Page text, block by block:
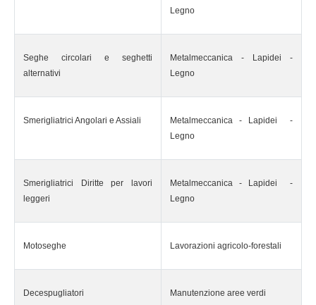
Legno
Seghe circolari e seghetti
alternativi
Metalmeccanica - Lapidei -
Legno
Smerigliatrici Angolari e Assiali
Metalmeccanica - Lapidei -
Legno
Smerigliatrici Diritte per lavori
leggeri
Metalmeccanica - Lapidei -
Legno
Motoseghe Lavorazioni agricolo-forestali
Decespugliatori Manutenzione aree verdi